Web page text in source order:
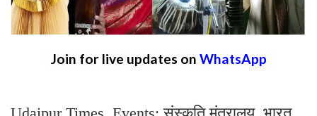
Join for live updates on WhatsApp